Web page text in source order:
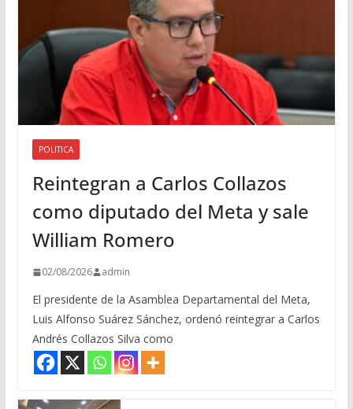
POLITICA
Reintegran a Carlos Collazos
como diputado del Meta y sale
William Romero
02/08/2026 admin
El presidente de la Asamblea Departamental del Meta,
Luis Alfonso Suárez Sánchez, ordenó reintegrar a Carlos
Andrés Collazos Silva como